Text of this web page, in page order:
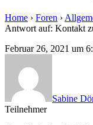
Home › Foren ›
Antwort auf: Kontakt
Februar 26, 2021 um
Sabine
Teilnehmer